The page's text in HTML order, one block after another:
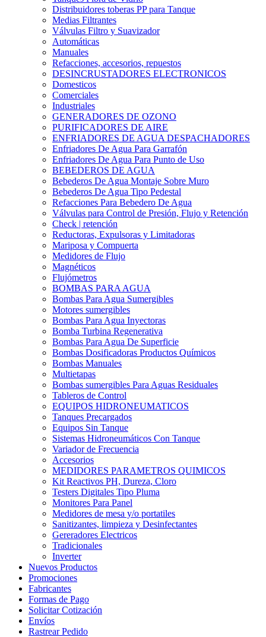
Distribuidores toberas PP para Tanque
Medias Filtrantes
Válvulas Filtro y Suavizador
Automáticas
Manuales
Refacciones, accesorios, repuestos
DESINCRUSTADORES ELECTRONICOS
Domesticos
Comerciales
Industriales
GENERADORES DE OZONO
PURIFICADORES DE AIRE
ENFRIADORES DE AGUA DESPACHADORES
Enfriadores De Agua Para Garrafón
Enfriadores De Agua Para Punto de Uso
BEBEDEROS DE AGUA
Bebederos De Agua Montaje Sobre Muro
Bebederos De Agua Tipo Pedestal
Refacciones Para Bebedero De Agua
Válvulas para Control de Presión, Flujo y Retención
Check | retención
Reductoras, Expulsoras y Limitadoras
Mariposa y Compuerta
Medidores de Flujo
Magnéticos
Flujómetros
BOMBAS PARA AGUA
Bombas Para Agua Sumergibles
Motores sumergibles
Bombas Para Agua Inyectoras
Bomba Turbina Regenerativa
Bombas Para Agua De Superficie
Bombas Dosificadoras Productos Químicos
Bombas Manuales
Multietapas
Bombas sumergibles Para Aguas Residuales
Tableros de Control
EQUIPOS HIDRONEUMATICOS
Tanques Precargados
Equipos Sin Tanque
Sistemas Hidroneumáticos Con Tanque
Variador de Frecuencia
Accesorios
MEDIDORES PARAMETROS QUIMICOS
Kit Reactivos PH, Dureza, Cloro
Testers Digitales Tipo Pluma
Monitores Para Panel
Medidores de mesa y/o portatiles
Sanitizantes, limpieza y Desinfectantes
Gereradores Electricos
Tradicionales
Inverter
Nuevos Productos
Promociones
Fabricantes
Formas de Pago
Solicitar Cotización
Envíos
Rastrear Pedido